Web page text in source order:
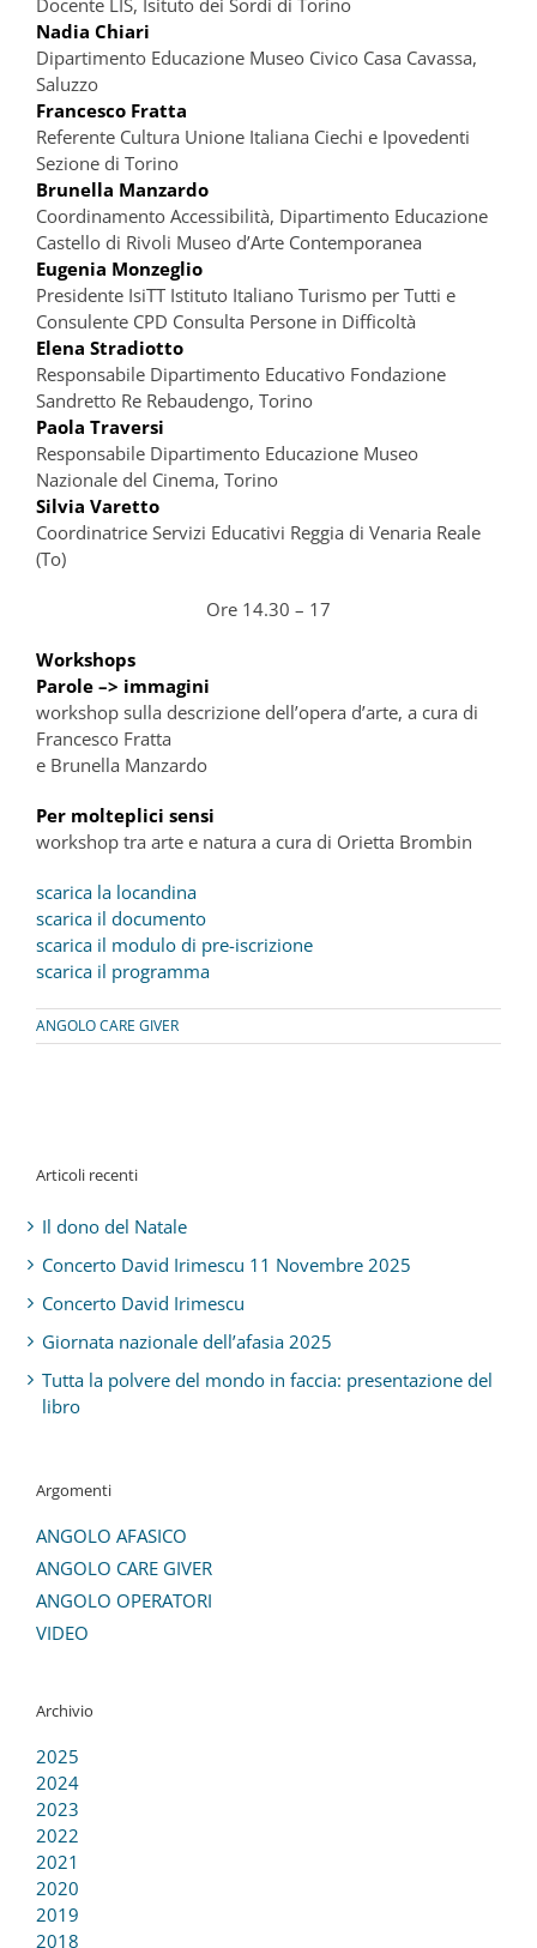
Nadia Chiari
Dipartimento Educazione Museo Civico Casa Cavassa,
Saluzzo
Francesco Fratta
Referente Cultura Unione Italiana Ciechi e Ipovedenti
Sezione di Torino
Brunella Manzardo
Coordinamento Accessibilità, Dipartimento Educazione
Castello di Rivoli Museo d’Arte Contemporanea
Eugenia Monzeglio
Presidente IsiTT Istituto Italiano Turismo per Tutti e
Consulente CPD Consulta Persone in Difficoltà
Elena Stradiotto
Responsabile Dipartimento Educativo Fondazione
Sandretto Re Rebaudengo, Torino
Paola Traversi
Responsabile Dipartimento Educazione Museo
Nazionale del Cinema, Torino
Silvia Varetto
Coordinatrice Servizi Educativi Reggia di Venaria Reale
(To)
Ore 14.30 – 17
Workshops
Parole –> immagini
workshop sulla descrizione dell’opera d’arte, a cura di
Francesco Fratta
e Brunella Manzardo
Per molteplici sensi
workshop tra arte e natura a cura di Orietta Brombin
scarica la locandina
scarica il documento
scarica il modulo di pre-iscrizione
scarica il programma
ANGOLO CARE GIVER
Articoli recenti
Il dono del Natale
Concerto David Irimescu 11 Novembre 2025
Concerto David Irimescu
Giornata nazionale dell’afasia 2025
Tutta la polvere del mondo in faccia: presentazione del
libro
Argomenti
ANGOLO AFASICO
ANGOLO CARE GIVER
ANGOLO OPERATORI
VIDEO
Archivio
2025
2024
2023
2022
2021
2020
2019
2018